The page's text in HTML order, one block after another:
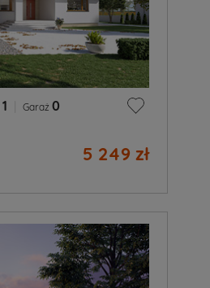
1 Garaż 0
5 249 zł